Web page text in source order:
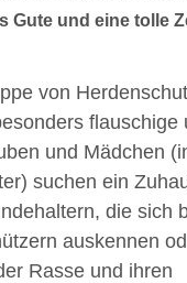
Gute und eine tolle
von
flauschige
und Mädchen
suchen ein
die sich
auskennen
Rasse und ihren